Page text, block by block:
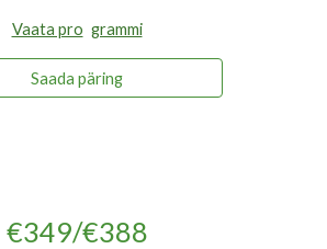
Vaata pro grammi
Saada päring
€349/€388